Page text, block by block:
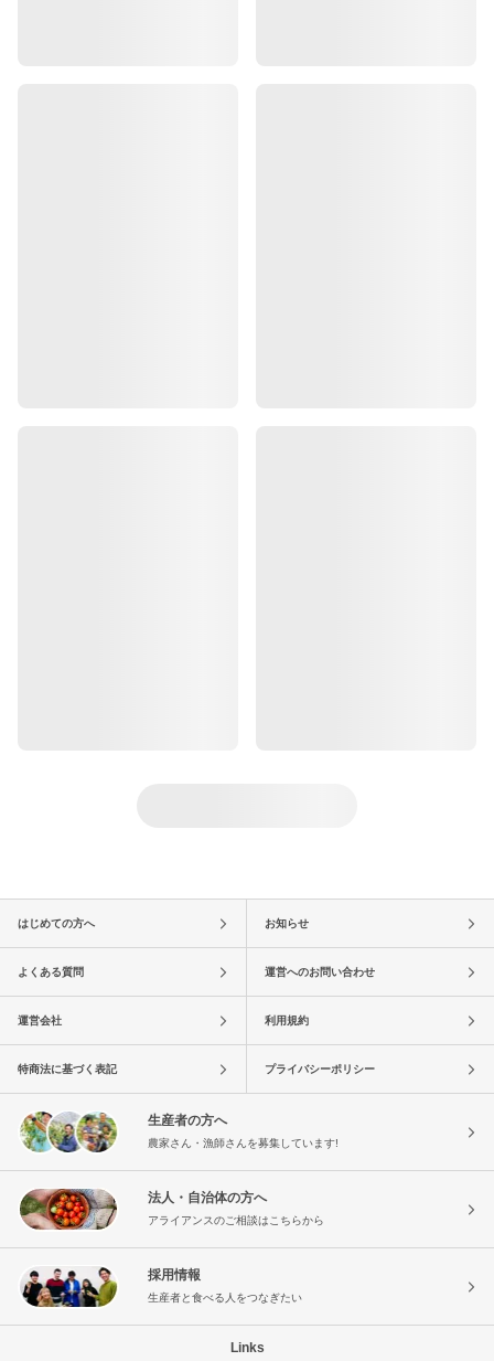
はじめての方へ お知らせ
よくある質問 運営へのお問い合わせ
運営会社 利用規約
特商法に基づく表記 プライバシーポリシー
生産者の方へ
農家さん・漁師さんを募集しています!
法人・自治体の方へ
アライアンスのご相談はこちらから
採用情報
生産者と食べる人をつなぎたい
Links